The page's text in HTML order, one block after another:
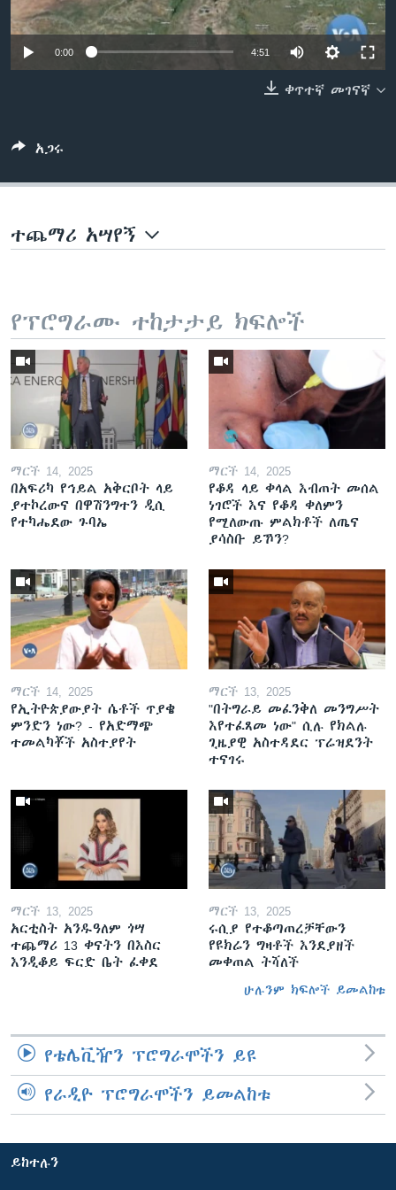
0:00 4:51
ቀጥተኛ መገናኛ
አጋሩ
ተጨማሪ አሣየኝ
የፕሮግራሙ ተከታታይ ክፍሎች
ማርች 14, 2025
በአፍሪካ የኅይል አቅርቦት ላይ
ያተኮረውና በዋሽንግተን ዲሲ
የተካሔደው ጉባኤ
ማርች 14, 2025
የቆዳ ላይ ቀላል እብጠት መሰል
ነገሮች እና የቆዳ ቀለምን
የሚለውጡ ምልክቶች ለጤና
ያሳስቡ ይኾን?
ማርች 14, 2025
የኢትዮጵያውያት ሴቶች ጥያቄ
ምንድን ነው? - የአድማጭ
ተመልካቾች አስተያየት
ማርች 13, 2025
"በትግራይ መፈንቅለ መንግሥት
እየተፈጸመ ነው" ሲሉ የክልሉ
ጊዜያዊ አስተዳደር ፕሬዝደንት
ተናገሩ
ማርች 13, 2025
አርቲስት አንዱዓለም ጎሣ
ተጨማሪ 13 ቀናትን በእስር
እንዲቆይ ፍርድ ቤት ፈቀደ
ማርች 13, 2025
ሩሲያ የተቆጣጠረቻቸውን
የዩክሬን ግዛቶች እንደያዘች
መቀጠል ትሻለች
ሁሉንም ክፍሎች ይመልከቱ
የቴሌቪዥን ፕሮግራሞችን ይዩ
የራዲዮ ፕሮግራሞችን ይመልከቱ
ይከተሉን